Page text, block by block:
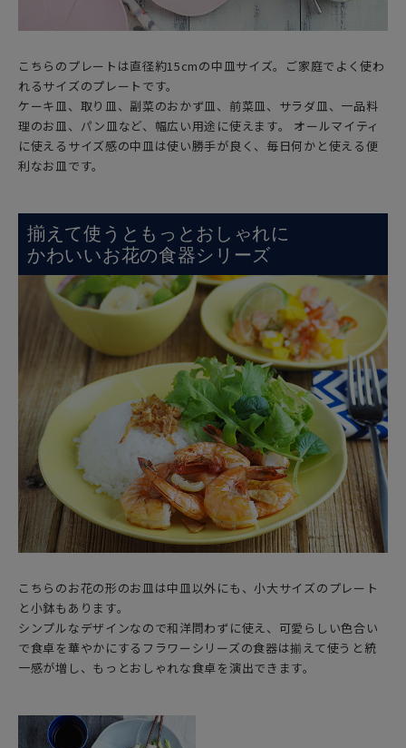
こちらのプレートは直径約15cmの中皿サイズ。ご家庭でよく使わ
れるサイズのプレートです。
ケーキ皿、取り皿、副菜のおかず皿、前菜皿、サラダ皿、一品料
理のお皿、パン皿など、幅広い用途に使えます。 オールマイティ
に使えるサイズ感の中皿は使い勝手が良く、毎日何かと使える便
利なお皿です。
揃えて使うともっとおしゃれに
かわいいお花の食器シリーズ
こちらのお花の形のお皿は中皿以外にも、小大サイズのプレート
と小鉢もあります。
シンプルなデザインなので和洋問わずに使え、可愛らしい色合い
で食卓を華やかにするフラワーシリーズの食器は揃えて使うと統
一感が増し、もっとおしゃれな食卓を演出できます。